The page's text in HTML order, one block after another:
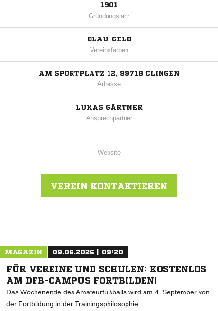
1901
Gründungsjahr
BLAU-GELB
Vereinsfarben
AM SPORTPLATZ 12, 99718 CLINGEN
Adresse
LUKAS GÄRTNER
Ansprechpartner
Website
VEREIN KONTAKTIEREN
MAGAZIN 09.08.2026 | 09:20
FÜR VEREINE UND SCHULEN: KOSTENLOS
AM DFB-CAMPUS FORTBILDEN!
Das Wochenende des Amateurfußballs wird am 4. September von
der Fortbildung in der Trainingsphilosophie